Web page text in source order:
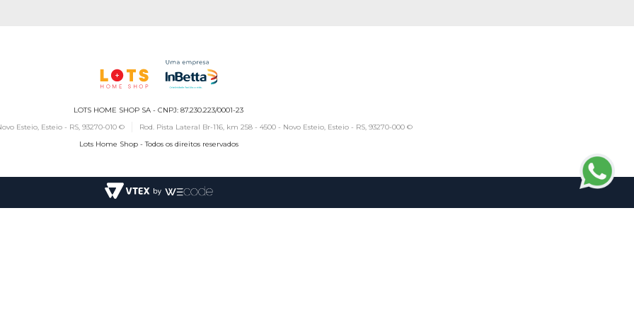
LOTS HOME SHOP SA - CNPJ: 87.230.223/0001-23
Esteio, Esteio - RS, 93270-010 ©
Rod. Pista Lateral Br-116, km 258 - 4500 - Novo Esteio, Esteio - RS, 93270-000 ©
Lots Home Shop - Todos os direitos reservados